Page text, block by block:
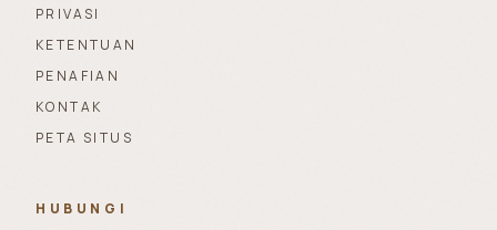
PRIVASI
KETENTUAN
PENAFIAN
KONTAK
PETA SITUS
HUBUNGI